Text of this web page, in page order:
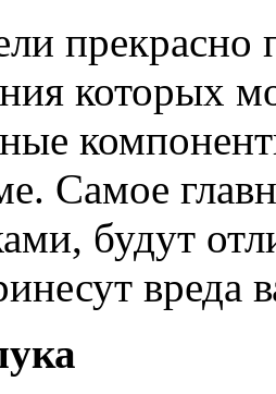
прекрасно
которых
Самое
будут
вреда